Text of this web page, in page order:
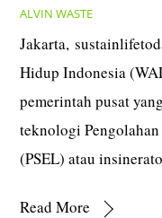
ALVIN WASTE
Jakarta,
Hidup Indonesia
pemerintah pusat
teknologi
(PSEL) atau
Read More